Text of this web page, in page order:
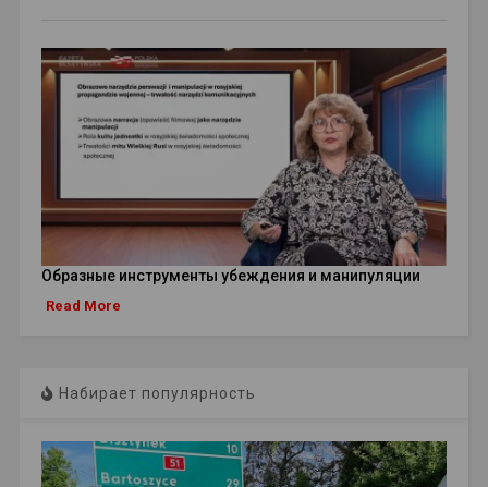
Образные инструменты убеждения и манипуляции
Read More
Набирает популярность